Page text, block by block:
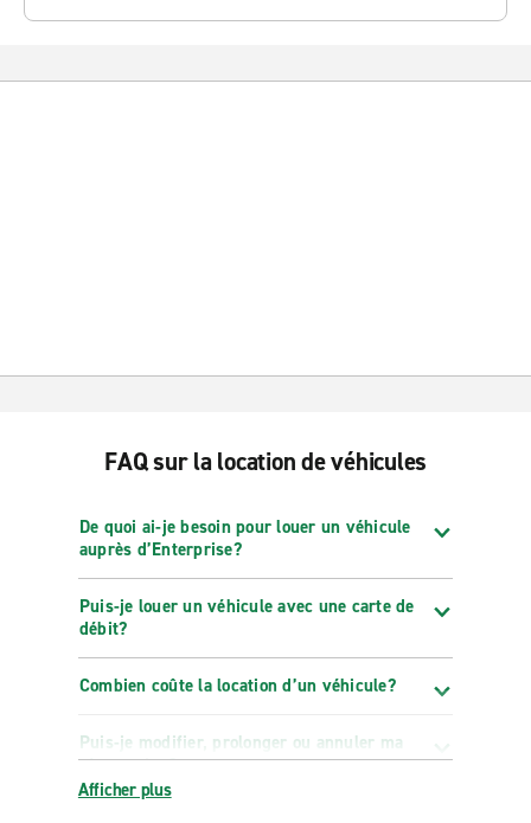
FAQ sur la location de véhicules
De quoi ai-je besoin pour louer un véhicule
auprès d’Enterprise?
Puis-je louer un véhicule avec une carte de
débit?
Combien coûte la location d’un véhicule?
Puis-je modifier, prolonger ou annuler ma
réservation?
Afficher plus